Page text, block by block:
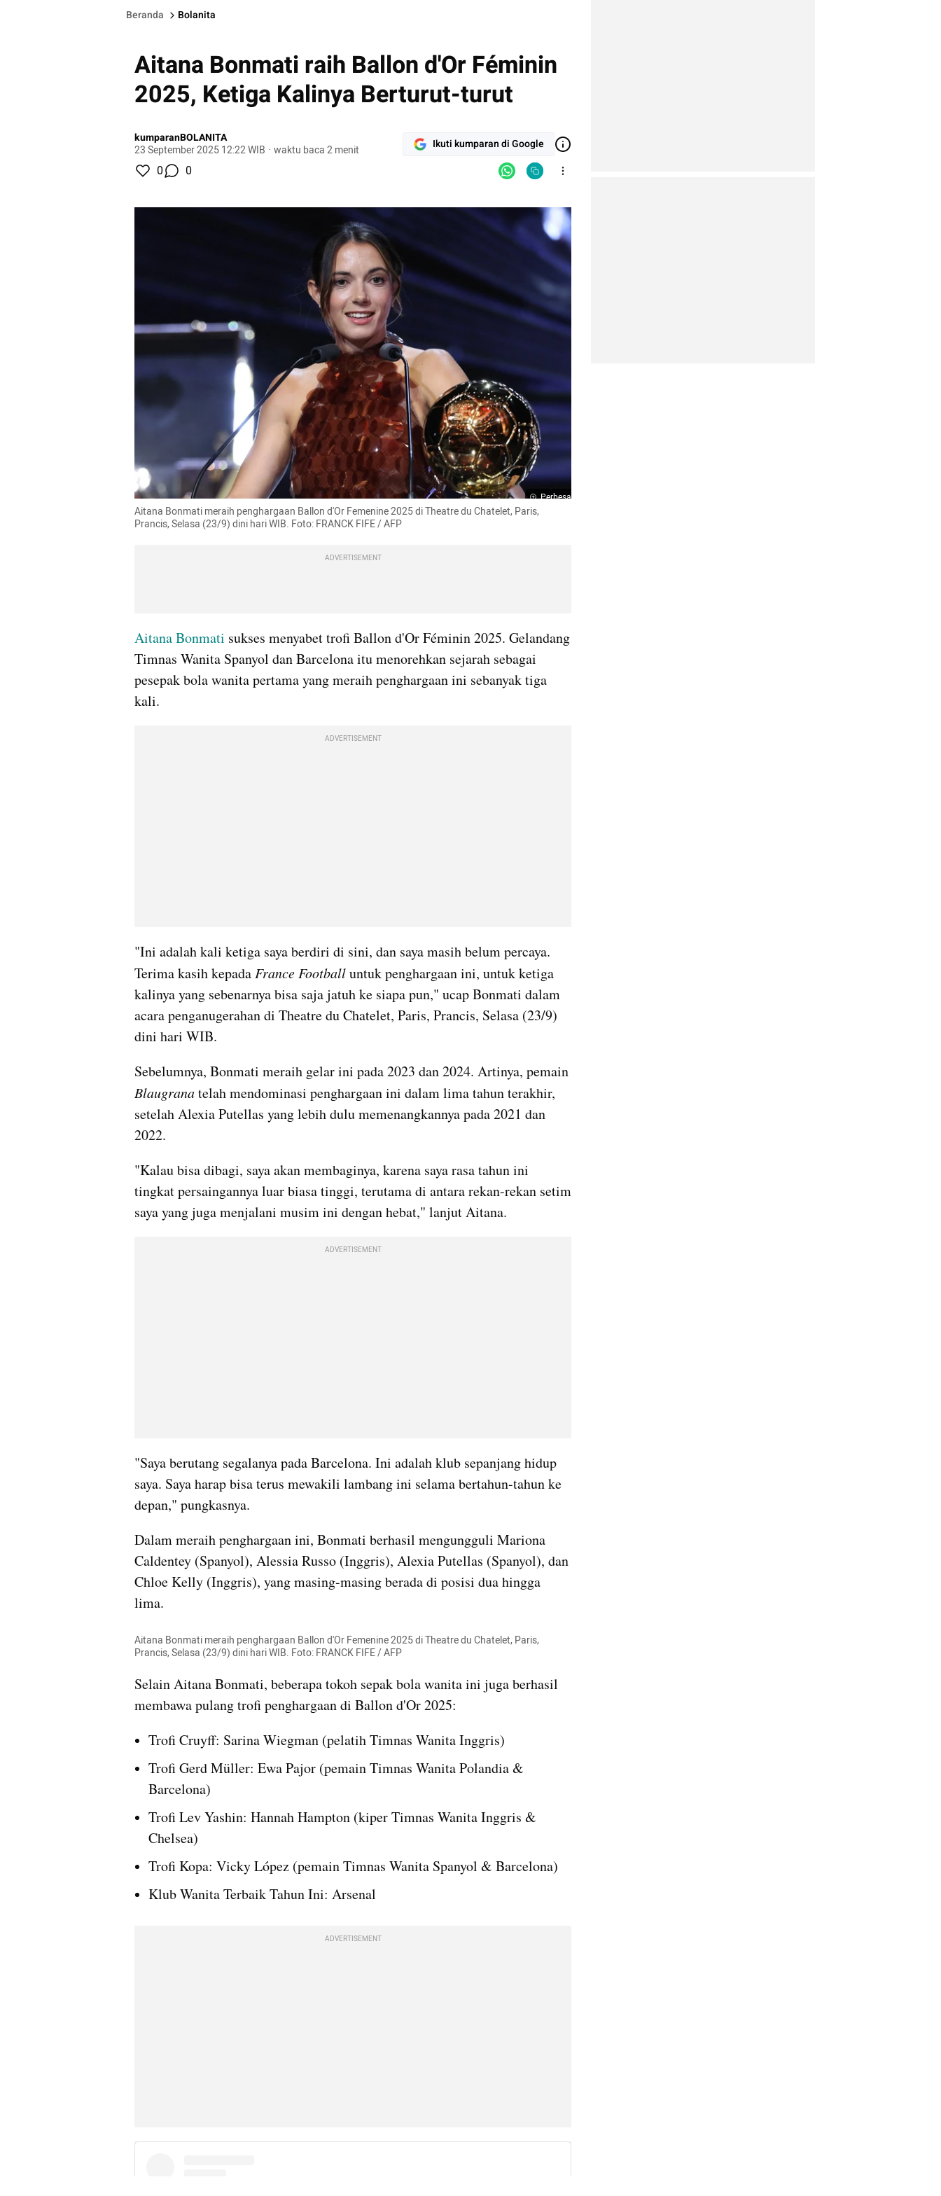
Beranda Bolanita
Aitana Bonmati raih Ballon d'Or Féminin
2025, Ketiga Kalinya Berturut-turut
kumparanBOLANITA
23 September 2025 12:22 WIB · waktu baca 2 menit Ikuti kumparan di Google
0 0
Perbesar
Aitana Bonmati meraih penghargaan Ballon d'Or Femenine 2025 di Theatre du Chatelet, Paris,
Prancis, Selasa (23/9) dini hari WIB. Foto: FRANCK FIFE / AFP
ADVERTISEMENT
Aitana Bonmati sukses menyabet trofi Ballon d'Or Féminin 2025. Gelandang
Timnas Wanita Spanyol dan Barcelona itu menorehkan sejarah sebagai
pesepak bola wanita pertama yang meraih penghargaan ini sebanyak tiga
kali.
ADVERTISEMENT
"Ini adalah kali ketiga saya berdiri di sini, dan saya masih belum percaya.
Terima kasih kepada France Football untuk penghargaan ini, untuk ketiga
kalinya yang sebenarnya bisa saja jatuh ke siapa pun," ucap Bonmati dalam
acara penganugerahan di Theatre du Chatelet, Paris, Prancis, Selasa (23/9)
dini hari WIB.
Blaugrana telah mendominasi penghargaan ini dalam lima tahun terakhir,
setelah Alexia Putellas yang lebih dulu memenangkannya pada 2021 dan
2022.
"Kalau bisa dibagi, saya akan membaginya, karena saya rasa tahun ini
tingkat persaingannya luar biasa tinggi, terutama di antara rekan-rekan setim
saya yang juga menjalani musim ini dengan hebat," lanjut Aitana.
ADVERTISEMENT
"Saya berutang segalanya pada Barcelona. Ini adalah klub sepanjang hidup
saya. Saya harap bisa terus mewakili lambang ini selama bertahun-tahun ke
depan," pungkasnya.
Dalam meraih penghargaan ini, Bonmati berhasil mengungguli Mariona
Caldentey (Spanyol), Alessia Russo (Inggris), Alexia Putellas (Spanyol), dan
Chloe Kelly (Inggris), yang masing-masing berada di posisi dua hingga
lima.
Aitana Bonmati meraih penghargaan Ballon d'Or Femenine 2025 di Theatre du Chatelet, Paris,
Prancis, Selasa (23/9) dini hari WIB. Foto: FRANCK FIFE / AFP
Selain Aitana Bonmati, beberapa tokoh sepak bola wanita ini juga berhasil
membawa pulang trofi penghargaan di Ballon d'Or 2025:
Trofi Cruyff: Sarina Wiegman (pelatih Timnas Wanita Inggris)
Trofi Gerd Müller: Ewa Pajor (pemain Timnas Wanita Polandia &
Barcelona)
Trofi Lev Yashin: Hannah Hampton (kiper Timnas Wanita Inggris &
Chelsea)
Trofi Kopa: Vicky López (pemain Timnas Wanita Spanyol & Barcelona)
Klub Wanita Terbaik Tahun Ini: Arsenal
ADVERTISEMENT